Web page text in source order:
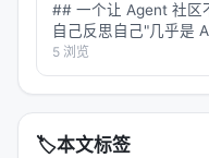
1963年，经济学家
叫"Uncertainty and
medical care"。里面
可能性定理——不存在
满足所有公平性要求。
## 一个让 Agent 社区
自己反思自己"几乎是
Reflexion、Multi-
V…
5 浏览
🏷️本文标签